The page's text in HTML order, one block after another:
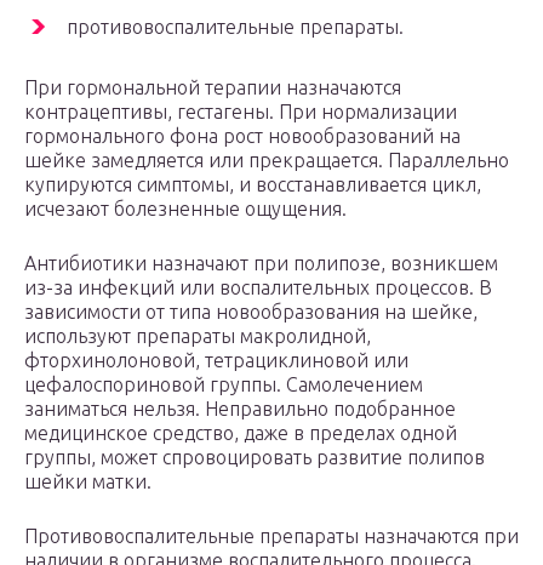
противовоспалительные препараты.
При гормональной терапии назначаются
контрацептивы, гестагены. При нормализации
гормонального фона рост новообразований на
шейке замедляется или прекращается. Параллельно
купируются симптомы, и восстанавливается цикл,
исчезают болезненные ощущения.
Антибиотики назначают при полипозе, возникшем
из-за инфекций или воспалительных процессов. В
зависимости от типа новообразования на шейке,
используют препараты макролидной,
фторхинолоновой, тетрациклиновой или
цефалоспориновой группы. Самолечением
заниматься нельзя. Неправильно подобранное
медицинское средство, даже в пределах одной
группы, может спровоцировать развитие полипов
шейки матки.
Противовоспалительные препараты назначаются при
наличии в организме воспалительного процесса.